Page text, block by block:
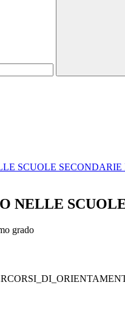
SCUOLE
NELLE
grado